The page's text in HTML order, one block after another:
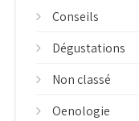
Conseils
Dégustations
Non classé
Oenologie